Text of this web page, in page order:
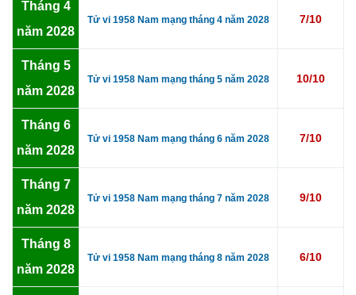
Tháng 4
năm 2028
Tử vi 1958 Nam mạng tháng 4 năm 2028 7/10
Tháng 5
năm 2028
Tử vi 1958 Nam mạng tháng 5 năm 2028 10/10
Tháng 6
năm 2028
Tử vi 1958 Nam mạng tháng 6 năm 2028 7/10
Tháng 7
năm 2028
Tử vi 1958 Nam mạng tháng 7 năm 2028 9/10
Tháng 8
năm 2028
Tử vi 1958 Nam mạng tháng 8 năm 2028 6/10